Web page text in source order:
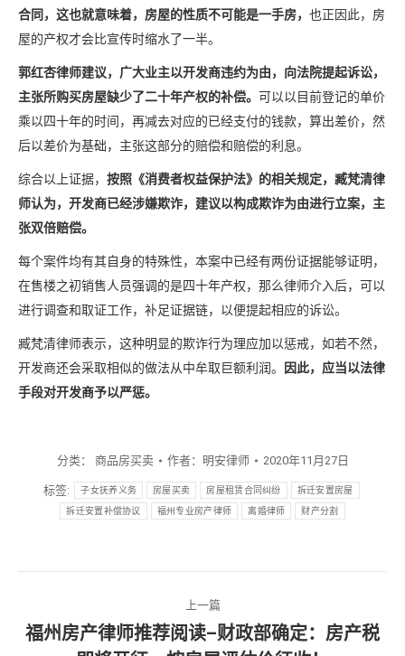
合同，这也就意味着，房屋的性质不可能是一手房， 也正因此，房
屋的产权才会比宣传时缩水了一半。
郭红杏律师建议，广大业主以开发商违约为由，向法院提起诉讼，
主张所购买房屋缺少了二十年产权的补偿。 可以以目前登记的单价
乘以四十年的时间，再减去对应的已经支付的钱款，算出差价，然
后以差价为基础，主张这部分的赔偿和赔偿的利息。
综合以上证据， 按照《消费者权益保护法》的相关规定，臧梵清律
师认为，开发商已经涉嫌欺诈，建议以构成欺诈为由进行立案，主
张双倍赔偿。
每个案件均有其自身的特殊性，本案中已经有两份证据能够证明，
在售楼之初销售人员强调的是四十年产权，那么律师介入后，可以
进行调查和取证工作，补足证据链，以便提起相应的诉讼。
臧梵清律师表示，这种明显的欺诈行为理应加以惩戒，如若不然，
开发商还会采取相似的做法从中牟取巨额利润。
因此，应当以法律
手段对开发商予以严惩。
分类： 商品房买卖 作者： 明安律师 2020年11月27日
标签: 子女抚养义务 房屋买卖 房屋租赁合同纠纷 拆迁安置房屋
拆迁安置补偿协议 福州专业房产律师 离婚律师 财产分割
章
上一篇
上
福州房产律师推荐阅读–财政部确定：房产税